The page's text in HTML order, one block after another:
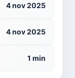
4 nov 2025
4 nov 2025
1 min